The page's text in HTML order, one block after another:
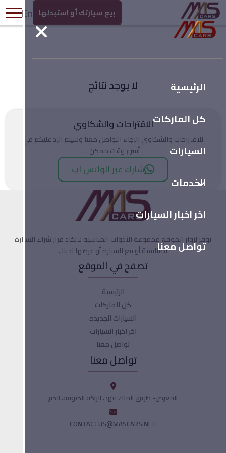
بيع سيارتك أو استبدلها En
الرئيسية
كل الماركات
السيارات
الخدمات
اخر اخبار السيارات
تواصل معنا
لا يوجد نتائج
الاقتراحات والشكاوي
للاقتراحات والشكاوي الرجاء التواصل معنا وسيتم الرد عليكم في
أسرع وقت ممكن .
شارك عبر الواتس اب
نوفر لزوار الموقع مجموعة الأدوات المناسبة لاتخاذ قرار شراء السيارة
المناسبة أو بيع السيارة أو عرضها لدينا .
تصفح في الموقع
الرئيسية
كل الماركات
السيارات الجديده
اخر اخبار السيارات
تواصل معنا
تواصل معنا
المعرض- طريق الملك فهد، الراكة الجنوبية، الخبر
CONTACTUS@MASCARS.NET